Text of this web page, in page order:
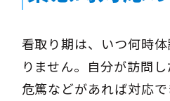
看取り期は、いつ何時
りません。自分が訪問
危篤などがあれば対応